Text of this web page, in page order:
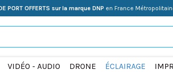
PORT OFFERTS sur la marque DNP en France
VIDÉO - AUDIO DRONE ÉCLAIRAGE